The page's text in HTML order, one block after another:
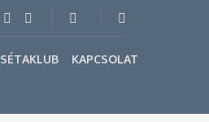
SÉTAKLUB KAPCSOLAT